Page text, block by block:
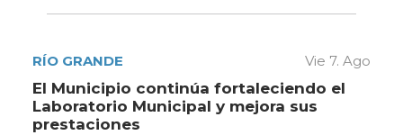
RÍO GRANDE Vie 7. Ago
El Municipio continúa fortaleciendo el
Laboratorio Municipal y mejora sus
prestaciones